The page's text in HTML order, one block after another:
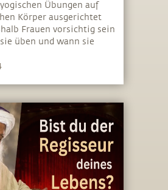
Übungen auf
Körper ausgerichtet
Frauen vorsichtig sein
üben und wann sie
heute auf der ganzen